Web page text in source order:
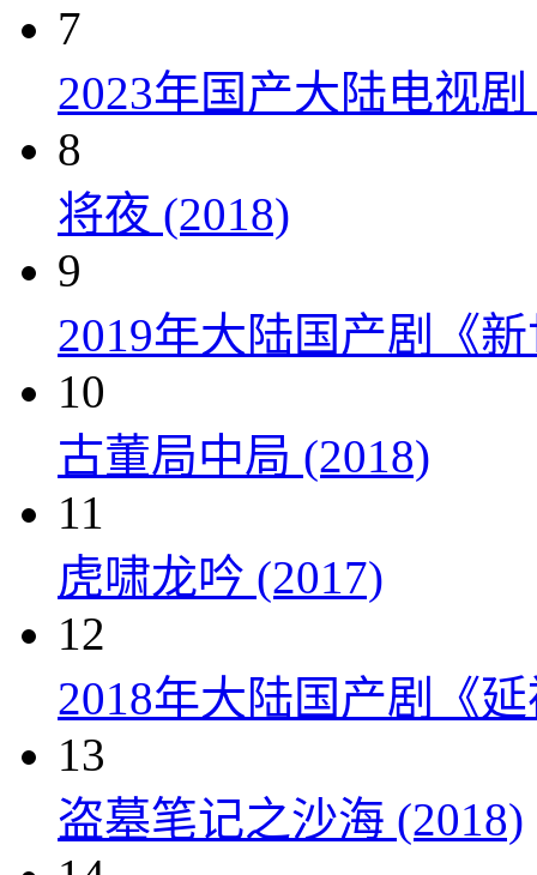
7
2023年国产大陆电视
8
将夜 (2018)
9
2019年大陆国产剧《
10
古董局中局 (2018)
11
虎啸龙吟 (2017)
12
2018年大陆国产剧《
13
盗墓笔记之沙海 (2018)